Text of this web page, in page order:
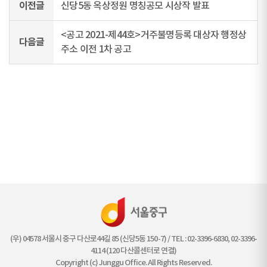
이전글 신당5동 옥상정원 명칭공모 시상작 발표
다음글
<공고 2021-제44호>거주불명등록 대상자 행정상
주소 이전 1차 공고
(우) 04578 서울시 중구 다산로44길 85 (신당5동 150-7) / TEL : 02-3396-6830, 02-3396-
4114 (120 다산콜센터로 연결)
Copyright (c) Junggu Office. All Rights Reserved.